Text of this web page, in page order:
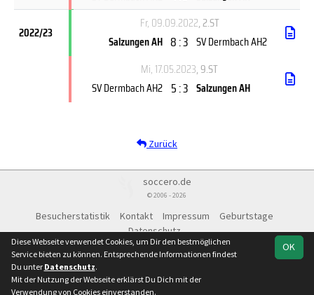
Team
Kreisliga Ü35 -
Spielplan
2022/23
Fr, 09.09.2022, 2.ST
Salzungen AH 8 : 3 SV Dermbach AH2
Mi, 17.05.2023, 9.ST
SV Dermbach AH2 5 : 3 Salzungen AH
Zurück
soccero.de
© 2006 - 2026
Besucherstatistik Kontakt Impressum
Geburtstage
Datenschutz
OK
Diese Webseite verwendet Cookies, um Dir den bestmöglichen
Service bieten zu können. Entsprechende Informationen findest
Du unter Datenschutz.
Mit der Nutzung der Webseite erklärst Du Dich mit der
Verwendung von Cookies einverstanden.